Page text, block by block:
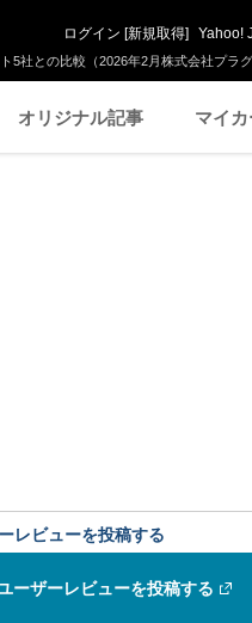
社との比較（2026年2月株式会社プラグ
ログイン [新規取得] Yahoo!
オリジナル記事 マイ
レビューを投稿する
ーザーレビューを投稿する